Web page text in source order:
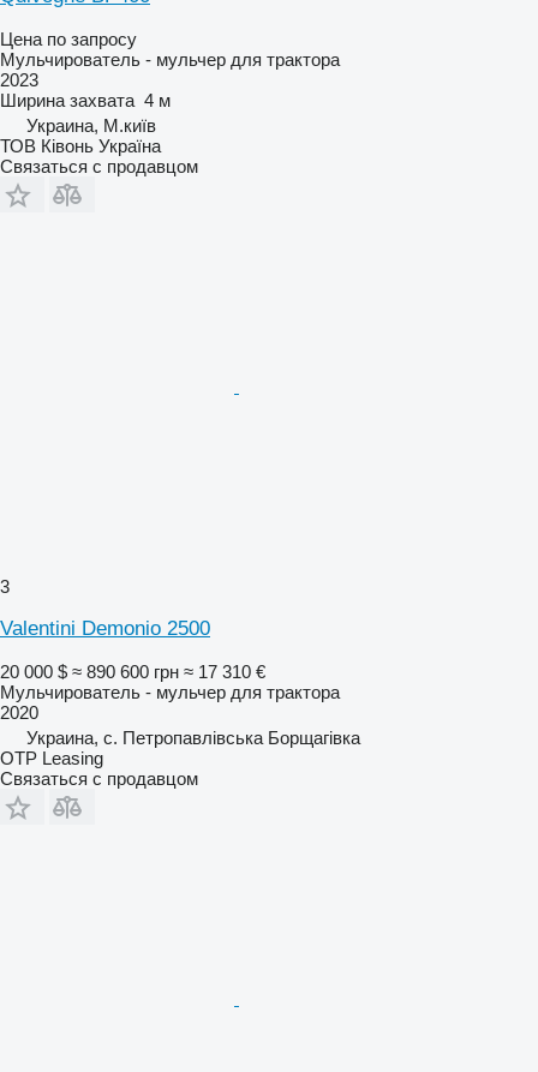
Цена по запросу
Мульчирователь - мульчер для трактора
2023
Ширина захвата 4 м
Украина, М.київ
ТОВ Ківонь Україна
Связаться с продавцом
3
Valentini Demonio 2500
20 000 $ ≈ 890 600 грн ≈ 17 310 €
Мульчирователь - мульчер для трактора
2020
Украина, с. Петропавлівська Борщагівка
OTP Leasing
Связаться с продавцом